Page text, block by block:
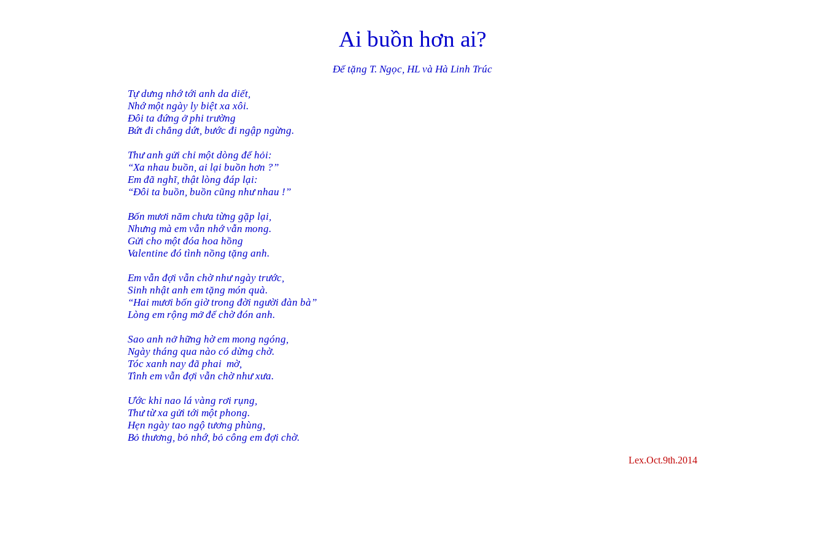
Ai buồn hơn ai?
Để tặng T. Ngọc, HL và Hà Linh Trúc
Tự dưng nhớ tới anh da diết,
Nhớ một ngày ly biệt xa xôi.
Đôi ta đứng ở phi trường
Bứt đi chẳng dứt, bước đi ngập ngừng.
Thư anh gửi chỉ một dòng để hỏi:
“Xa nhau buồn, ai lại buồn hơn ?”
Em đã nghĩ, thật lòng đáp lại:
“Đôi ta buồn, buồn cũng như nhau !”
Bốn mươi năm chưa từng gặp lại,
Nhưng mà em vẫn nhớ vẫn mong.
Gửi cho một đóa hoa hồng
Valentine đó tình nồng tặng anh.
Em vẫn đợi vẫn chờ như ngày trước,
Sinh nhật anh em tặng món quà.
“Hai mươi bốn giờ trong đời người đàn bà”
Lòng em rộng mở để chờ đón anh.
Sao anh nở hững hờ em mong ngóng,
Ngày tháng qua nào có dừng chờ.
Tóc xanh nay đã phai mờ,
Tình em vẫn đợi vẫn chờ như xưa.
Ước khi nao lá vàng rơi rụng,
Thư từ xa gửi tới một phong.
Hẹn ngày tao ngộ tương phùng,
Bỏ thương, bỏ nhớ, bỏ công em đợi chờ.
Lex.Oct.9th.2014